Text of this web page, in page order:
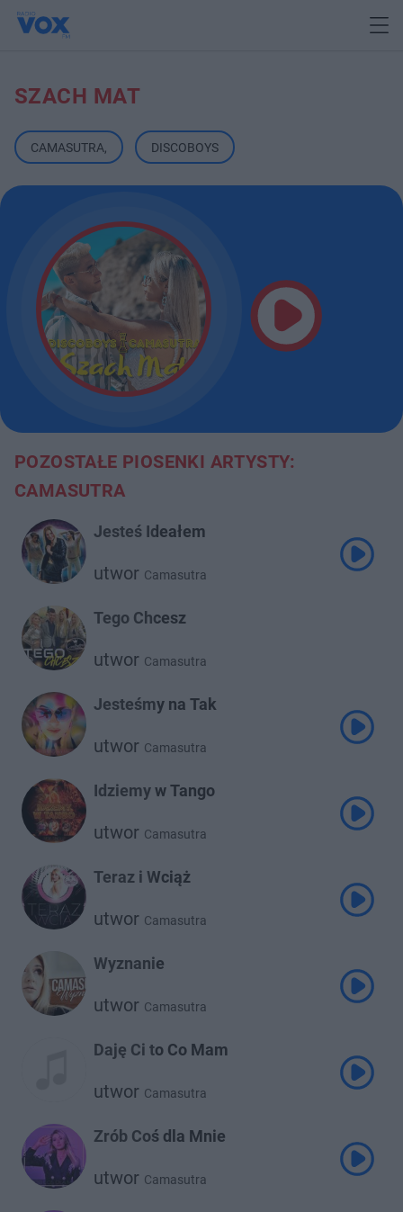
SZACH MAT
CAMASUTRA, DISCOBOYS
POZOSTAŁE PIOSENKI ARTYSTY:
CAMASUTRA
Jesteś Ideałem
utwor Camasutra
Tego Chcesz
utwor Camasutra
Jesteśmy na Tak
utwor Camasutra
Idziemy w Tango
utwor Camasutra
Teraz i Wciąż
utwor Camasutra
Wyznanie
utwor Camasutra
Daję Ci to Co Mam
utwor Camasutra
Zrób Coś dla Mnie
utwor Camasutra